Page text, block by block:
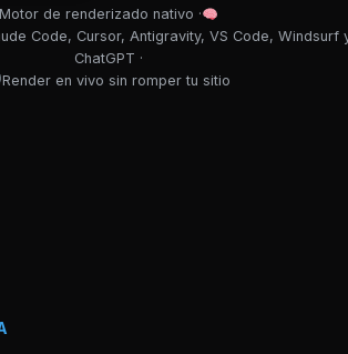
Motor de renderizado nativo ·
Code, Cursor, Antigravity, VS Code, Windsurf
ChatGPT ·
Render en vivo sin romper tu sitio